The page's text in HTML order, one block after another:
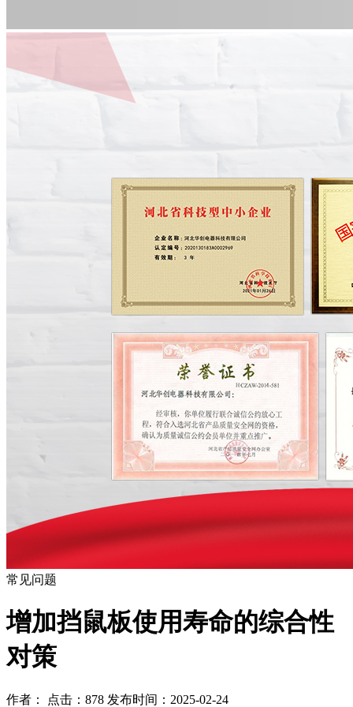
常见问题
增加挡鼠板使用寿命的综合性
对策
作者： 点击：878 发布时间：2025-02-24